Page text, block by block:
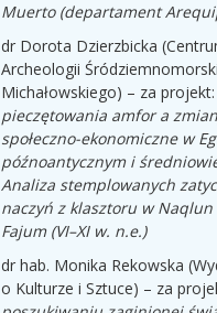
Muerto (departament
dr Dorota Dzierzbicka
Archeologii
Michałowskiego) – za projekt:
pieczętowania amfor a
społeczno-ekonomiczne w
późnoantycznym i
Analiza stemplowanych
naczyń z klasztoru w Naqlun
Fajum (VI–XI w. n.e.)
dr hab. Monika Rekowska
o Kulturze i Sztuce) – za